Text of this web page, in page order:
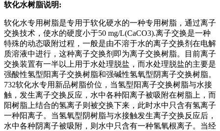
软化水树脂说明:
软化水专用树脂是专用于软化硬水的一种专用树脂，通过离子
交换技术，使水的硬度小于50 mg/L(CaCO3).离子交换是一种
特殊的动态吸附过程，一般是由不溶于水的离子交换剂在电解
质溶液中进行，这种离子交换剂即为离子交换树脂。目前离子
交换装置有一半以上用于水处理脱盐，而水处理脱盐的主要是
强酸性氢型阳离子交换树脂和强碱性氢氧型阴离子交换树脂。
732软化水专用新品树脂价位，当氢型阳离子交换树脂与水接
触，发生离子交换反应，水中各种阳离子被吸附在树脂上，而
阳树脂上结合的氢离子则被交换下来，此时水中只含有氢离子
一种阳离子。当氢氧型阴树脂与水接触发生离子交换反应后，
水中各种阴离子被吸附，则水中只含有一种氢氧根离子。当经